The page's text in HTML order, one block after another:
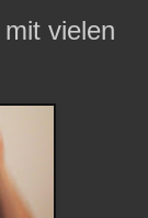
vielen